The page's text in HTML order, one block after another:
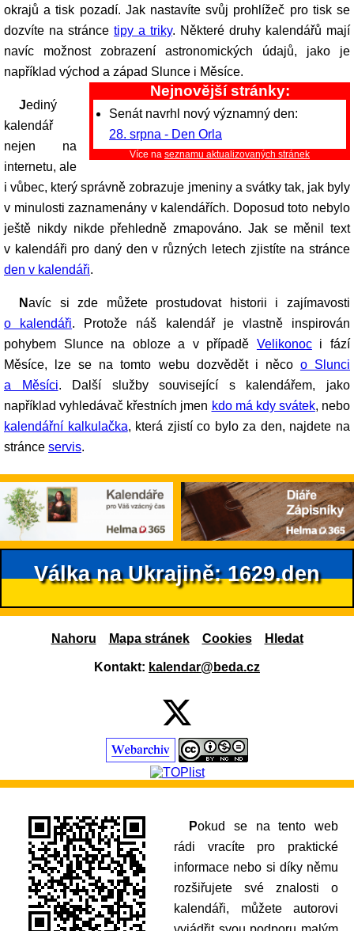
okrajů a tisk pozadí. Jak nastavíte svůj prohlížeč pro tisk se
dozvíte na stránce tipy a triky. Některé druhy kalendářů mají
navíc možnost zobrazení astronomických údajů, jako je
například východ a západ Slunce i Měsíce.
Nejnovější stránky:
Senát navrhl nový významný den:
28. srpna - Den Orla
Více na seznamu aktualizovaných stránek
Jediný
kalendář
nejen na
internetu, ale
i vůbec, který správně zobrazuje jmeniny a svátky tak, jak byly
v minulosti zaznamenány v kalendářích. Doposud toto nebylo
ještě nikdy nikde přehledně zmapováno. Jak se měnil text
v kalendáři pro daný den v různých letech zjistíte na stránce
den v kalendáři.
Navíc si zde můžete prostudovat historii i zajímavosti
o kalendáři. Protože náš kalendář je vlastně inspirován
pohybem Slunce na obloze a v případě Velikonoci fází
Měsíce, lze se na tomto webu dozvědět i něco o Slunci
a Měsíci. Další služby související s kalendářem, jako
například vyhledávač křestních jmen kdo má kdy svátek, nebo
kalendářní kalkulačka, která zjistí co bylo za den, najdete na
stránce servis.
Válka na Ukrajině: 1629.den
Nahoru Mapa stránek Cookies Hledat
Kontakt: kalendar@beda.cz
Pokud se na tento web
rádi vracíte pro praktické
informace nebo si díky němu
rozšiřujete své znalosti o
kalendáři, můžete autorovi